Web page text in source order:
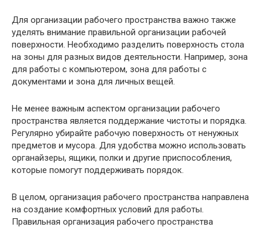
Для организации рабочего пространства важно также
уделять внимание правильной организации рабочей
поверхности. Необходимо разделить поверхность стола
на зоны для разных видов деятельности. Например, зона
для работы с компьютером, зона для работы с
документами и зона для личных вещей.
Не менее важным аспектом организации рабочего
пространства является поддержание чистоты и порядка.
Регулярно убирайте рабочую поверхность от ненужных
предметов и мусора. Для удобства можно использовать
органайзеры, ящики, полки и другие приспособления,
которые помогут поддерживать порядок.
В целом, организация рабочего пространства направлена
на создание комфортных условий для работы.
Правильная организация рабочего пространства